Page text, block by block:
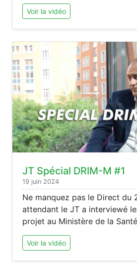
Voir la vidéo
JT Spécial DRIM-M #1
19 juin 2024
Ne manquez pas le Direct du
attendant le JT a interviewé
projet au Ministère de la Santé
Voir la vidéo